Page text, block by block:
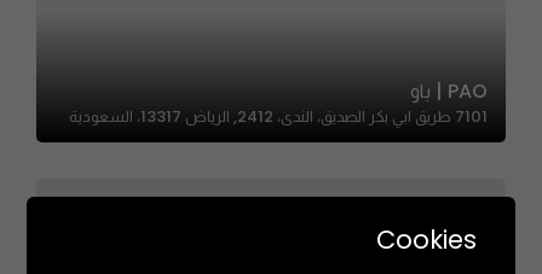
PAO | باو
7101 طريق ابي بكر الصديق، الندى، 2412, الرياض 13317، السعودية
Cookies